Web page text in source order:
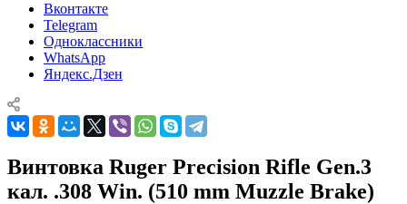
Вконтакте
Telegram
Одноклассники
WhatsApp
Яндекс.Дзен
Винтовка Ruger Precision Rifle Gen.3
кал. .308 Win. (510 mm Muzzle Brake)